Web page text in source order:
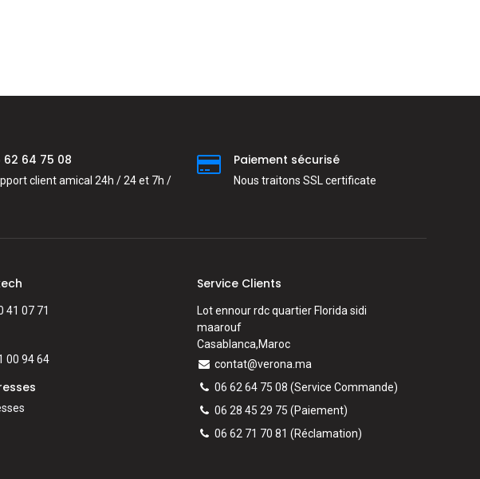
62 64 75 08
client amical 24h / 24 et 7h /
Paiement sécurisé
Nous traitons SSL сertificate
41 07 71
00 94 64
Service Clients
Lot ennour rdc quartier Florida sidi
maarouf
Casablanca,Maroc
contat@verona.ma
06 62 64 75 08 (Service Commande)
06 28 45 29 75 (Paiement)
06 62 71 70 81 (Réclamation)